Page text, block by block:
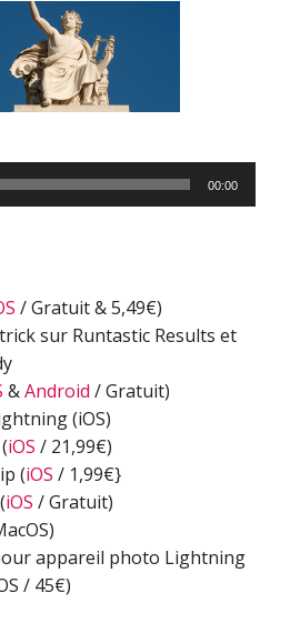
00:00
/ Gratuit & 5,49€)
sur Runtastic Results et
&Android / Gratuit)
(iOS)
iOS / 21,99€)
(iOS / 1,99€}
iOS / Gratuit)
appareil photo Lightning
/ 45€)